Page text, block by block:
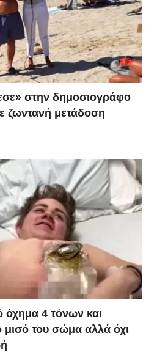
στην δημοσιογράφο
ζωντανή μετάδοση
4 τόνων και
του σώμα αλλά όχι